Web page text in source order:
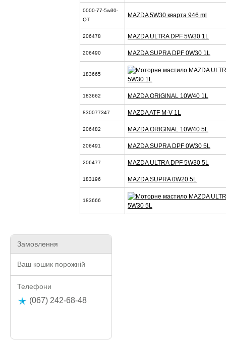
0000-77-5w30-
QT
MAZDA 5W30 кварта 946 ml
206478 MAZDA ULTRA DPF 5W30 1L
206490 MAZDA SUPRA DPF 0W30 1L
183665
5W30 1L
183662 MAZDA ORIGINAL 10W40 1L
830077347 MAZDA ATF M-V 1L
206482 MAZDA ORIGINAL 10W40 5L
206491 MAZDA SUPRA DPF 0W30 5L
206477 MAZDA ULTRA DPF 5W30 5L
183196 MAZDA SUPRA 0W20 5L
183666
5W30 5L
Замовлення
Ваш кошик порожній
Телефони
(067) 242-68-48